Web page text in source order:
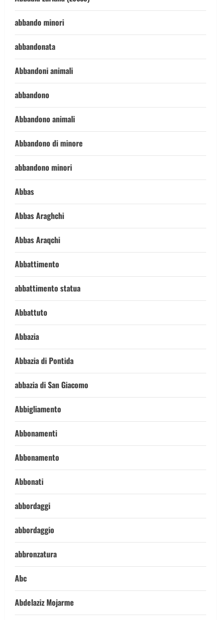
abbando minori
abbandonata
Abbandoni animali
abbandono
Abbandono animali
Abbandono di minore
abbandono minori
Abbas
Abbas Araghchi
Abbas Araqchi
Abbattimento
abbattimento statua
Abbattuto
Abbazia
Abbazia di Pontida
abbazia di San Giacomo
Abbigliamento
Abbonamenti
Abbonamento
Abbonati
abbordaggi
abbordaggio
abbronzatura
Abc
Abdelaziz Mojarme